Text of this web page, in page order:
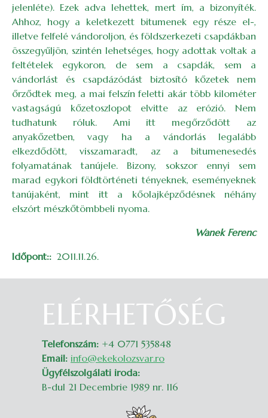
jelenléte). Ezek adva lehettek, mert ím, a bizonyíték.
Ahhoz, hogy a keletkezett bitumenek egy része el-,
illetve felfelé vándoroljon, és földszerkezeti csapdákban
összegyűljön, szintén lehetséges, hogy adottak voltak a
feltételek egykoron, de sem a csapdák, sem a
vándorlást és csapdázódást biztosító kőzetek nem
őrződtek meg, a mai felszín feletti akár több kilométer
vastagságú kőzetoszlopot elvitte az erózió. Nem
tudhatunk róluk. Ami itt megőrződött az
anyakőzetben, vagy ha a vándorlás legalább
elkezdődött, visszamaradt, az a bitumenesedés
folyamatának tanújele. Bizony, sokszor ennyi sem
marad egykori földtörténeti tényeknek, eseményeknek
tanújaként, mint itt a kőolajképződésnek néhány
elszórt mészkőtömbbeli nyoma.
Wanek Ferenc
Időpont:
2011.11.26.
ELÉRHETŐSÉG
Telefonszám: +4 0771 535848
Email: info@ekekolozsvar.ro
Ügyfélszolgálati iroda:
B-dul 21 Decembrie 1989 nr. 116